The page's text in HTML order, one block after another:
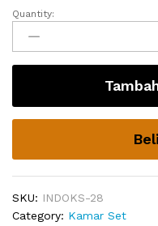
Kamar
Set
Pengantin
Malaika
quantity
Quantity:
SKU: INDOKS-28
Category: Kamar Set